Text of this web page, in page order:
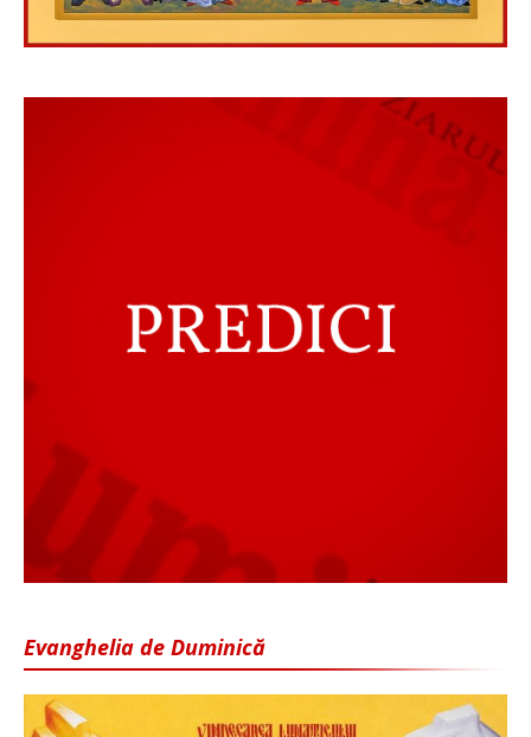
Evanghelia de Duminică